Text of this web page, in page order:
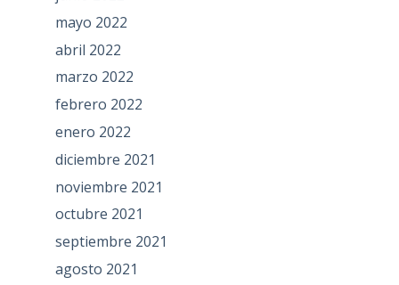
mayo 2022
abril 2022
marzo 2022
febrero 2022
enero 2022
diciembre 2021
noviembre 2021
octubre 2021
septiembre 2021
agosto 2021